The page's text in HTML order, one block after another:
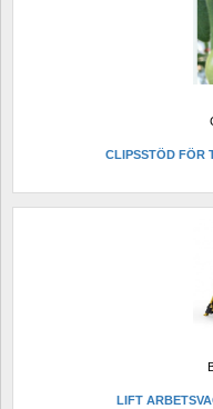
CLIPSSTÖD FÖR
LIFT